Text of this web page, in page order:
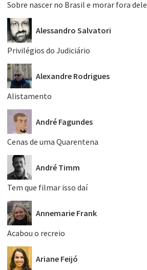
Sobre nascer no Brasil e morar fora dele
Alessandro Salvatori
Privilégios do Judiciário
Alexandre Rodrigues
Alistamento
André Fagundes
Cenas de uma Quarentena
André Timm
Tem que filmar isso daí
Annemarie Frank
Acabou o recreio
Ariane Feijó